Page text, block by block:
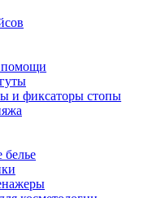
помощи
и фиксаторы стопы